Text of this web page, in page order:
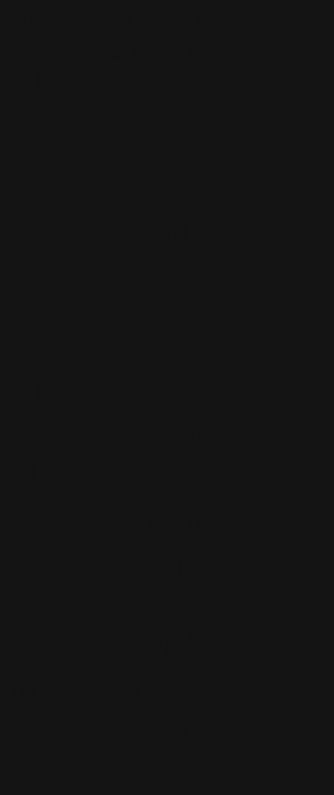
étroite
some
rate parity
it’s not
upon, but also
countries
for a more
to wide rate
France, Italy,
and the